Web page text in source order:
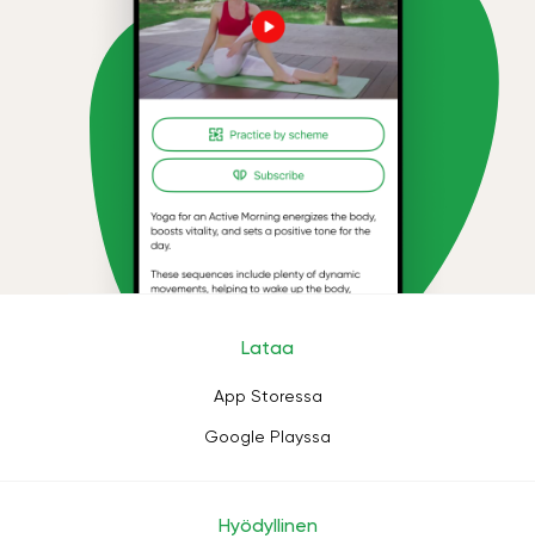
Lataa
App Storessa
Google Playssa
Hyödyllinen